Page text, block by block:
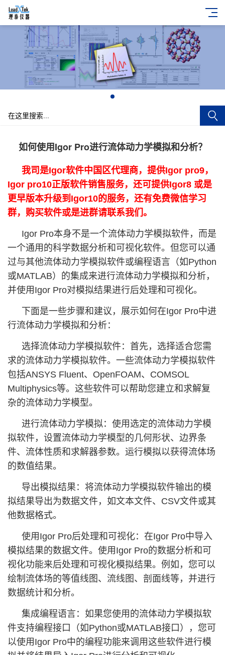
如何使用Igor Pro进行流体动力学模拟和分析？
我司是Igor软件中国区代理商，提供Igor pro9，
Igor pro10正版软件销售服务，还可提供Igor8 或是
更早版本升级到Igor10的服务，还有免费微信学习
群，购买软件或是进群请联系我们。
Igor Pro本身不是一个流体动力学模拟软件，而是
一个通用的科学数据分析和可视化软件。但您可以通
过与其他流体动力学模拟软件或编程语言（如Python
或MATLAB）的集成来进行流体动力学模拟和分析，
并使用Igor Pro对模拟结果进行后处理和可视化。
下面是一些步骤和建议，展示如何在Igor Pro中进
行流体动力学模拟和分析：
选择流体动力学模拟软件：首先，选择适合您需
求的流体动力学模拟软件。一些流体动力学模拟软件
包括ANSYS Fluent、OpenFOAM、COMSOL
Multiphysics等。这些软件可以帮助您建立和求解复
杂的流体动力学模型。
进行流体动力学模拟：使用选定的流体动力学模
拟软件，设置流体动力学模型的几何形状、边界条
件、流体性质和求解器参数。运行模拟以获得流体场
的数值结果。
导出模拟结果：将流体动力学模拟软件输出的模
拟结果导出为数据文件，如文本文件、CSV文件或其
他数据格式。
使用Igor Pro后处理和可视化：在Igor Pro中导入
模拟结果的数据文件。使用Igor Pro的数据分析和可
视化功能来后处理和可视化模拟结果。例如，您可以
绘制流体场的等值线图、流线图、剖面线等，并进行
数据统计和分析。
集成编程语言：如果您使用的流体动力学模拟软
件支持编程接口（如Python或MATLAB接口），您可
以使用Igor Pro中的编程功能来调用这些软件进行模